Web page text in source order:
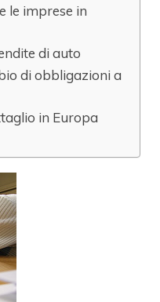
le imprese in
di auto
di obbligazioni a
in Europa